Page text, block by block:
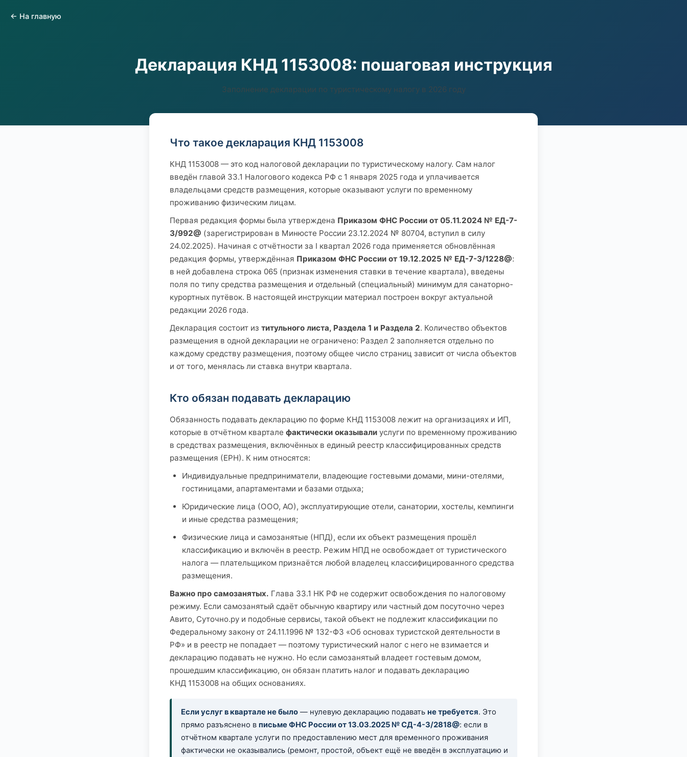
← На главную
Декларация КНД 1153008: пошаговая инструкция
Заполнение декларации по туристическому налогу в 2026 году
Что такое декларация КНД 1153008
КНД 1153008 — это код налоговой декларации по туристическому налогу. Сам налог
введён главой 33.1 Налогового кодекса РФ с 1 января 2025 года и уплачивается
владельцами средств размещения, которые оказывают услуги по временному
проживанию физическим лицам.
Первая редакция формы была утверждена Приказом ФНС России от 05.11.2024 № ЕД-7-
3/992@ (зарегистрирован в Минюсте России 23.12.2024 № 80704, вступил в силу
24.02.2025). Начиная с отчётности за I квартал 2026 года применяется обновлённая
редакция формы, утверждённая Приказом ФНС России от 19.12.2025 № ЕД-7-3/1228@:
в ней добавлена строка 065 (признак изменения ставки в течение квартала), введены
поля по типу средства размещения и отдельный (специальный) минимум для санаторно-
курортных путёвок. В настоящей инструкции материал построен вокруг актуальной
редакции 2026 года.
Декларация состоит из титульного листа, Раздела 1 и Раздела 2. Количество объектов
размещения в одной декларации не ограничено: Раздел 2 заполняется отдельно по
каждому средству размещения, поэтому общее число страниц зависит от числа объектов
и от того, менялась ли ставка внутри квартала.
Кто обязан подавать декларацию
Обязанность подавать декларацию по форме КНД 1153008 лежит на организациях и ИП,
которые в отчётном квартале фактически оказывали услуги по временному проживанию
в средствах размещения, включённых в единый реестр классифицированных средств
размещения (ЕРН). К ним относятся:
Индивидуальные предприниматели, владеющие гостевыми домами, мини-отелями,
гостиницами, апартаментами и базами отдыха;
Юридические лица (ООО, АО), эксплуатирующие отели, санатории, хостелы, кемпинги
и иные средства размещения;
Физические лица и самозанятые (НПД), если их объект размещения прошёл
классификацию и включён в реестр. Режим НПД не освобождает от туристического
налога — плательщиком признаётся любой владелец классифицированного средства
размещения.
Важно про самозанятых. Глава 33.1 НК РФ не содержит освобождения по налоговому
режиму. Если самозанятый сдаёт обычную квартиру или частный дом посуточно через
Авито, Суточно.ру и подобные сервисы, такой объект не подлежит классификации по
Федеральному закону от 24.11.1996 № 132-ФЗ «Об основах туристской деятельности в
РФ» и в реестр не попадает — поэтому туристический налог с него не взимается и
декларацию подавать не нужно. Но если самозанятый владеет гостевым домом,
прошедшим классификацию, он обязан платить налог и подавать декларацию
КНД 1153008 на общих основаниях.
Если услуг в квартале не было — нулевую декларацию подавать не требуется. Это
прямо разъяснено в письме ФНС России от 13.03.2025 № СД-4-3/2818@: если в
отчётном квартале услуги по предоставлению мест для временного проживания
фактически не оказывались (ремонт, простой, объект ещё не введён в эксплуатацию и